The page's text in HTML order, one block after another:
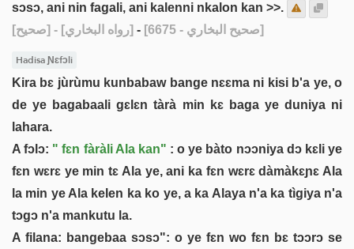
sɔsɔ, ani nin fagali, ani kalenni nkalon kan >>.
[صحيح]
- [رواه البخاري] - [صحيح البخاري - 6675]
Hadisa Ɲɛfɔli
Kira bɛ jùrùmu kunbabaw bange nɛɛma ni kisi b'a ye, o
de ye bagabaali gɛlɛn tàrà min kɛ baga ye duniya ni
lahara.
A fɔlɔ: " fɛn fàràli Ala kan" : o ye bàto nɔɔniya dɔ kɛli ye
fɛn wɛrɛ ye min tɛ Ala ye, ani ka fɛn wɛrɛ dàmàkɛɲɛ Ala
la min ye Ala kelen ka ko ye, a ka Alaya n'a ka tìgiya n'a
tɔgɔ n'a mankutu la.
A filana: bangebaa sɔsɔ": o ye fɛn wo fɛn bɛ tɔɔrɔ se